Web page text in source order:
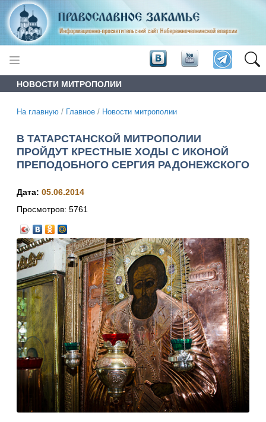
НОВОСТИ МИТРОПОЛИИ
На главную / Главное / Новости митрополии
В ТАТАРСТАНСКОЙ МИТРОПОЛИИ
ПРОЙДУТ КРЕСТНЫЕ ХОДЫ С ИКОНОЙ
ПРЕПОДОБНОГО СЕРГИЯ РАДОНЕЖСКОГО
Дата: 05.06.2014
Просмотров: 5761